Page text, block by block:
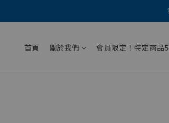
🌟加入
🌟加入新
首頁 關於我們 會員限定！特定商品